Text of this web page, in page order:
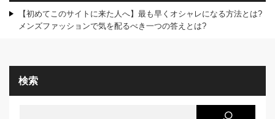
【初めてこのサイトに来た人へ】最も早くオシャレになる方法とは?
メンズファッションで気を配るべき一つの答えとは?
検索